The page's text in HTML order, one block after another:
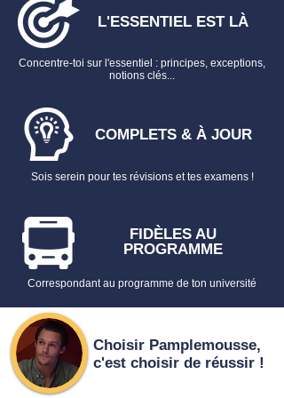
Cass. ch. mixte., 27 février
1970,Dangereux
LA RUPTURE DU COUPLE
conventionnel
La procédure de divorce par consentement
mutuel conventionnel
Le divorce par consentement mutuel
mutuel judiciaire
Le divorce par acceptation du principe de
la rupture
Le divorce pour altération définitive du lien
conjugal
Le divorce pour faute
Les effets personnels du divorce
Le sort du logement familial en cas de
divorce
L'ESSENTIEL EST LÀ
Concentre-toi sur l'essentiel : principes, exceptions,
notions clés...
COMPLETS & À JOUR
Sois serein pour tes révisions et tes examens !
FIDÈLES AU
PROGRAMME
Correspondant au programme de ton université
Choisir Pamplemousse,
c'est choisir de réussir !